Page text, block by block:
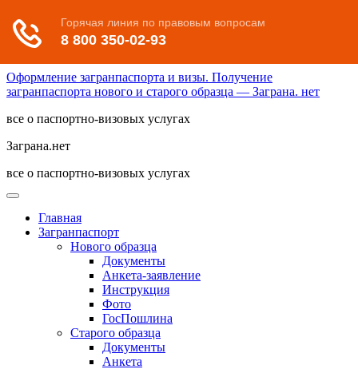
Оформление загранпаспорта и визы. Получение
загранпаспорта нового и старого образца — Заграна. нет
все о паспортно-визовых услугах
Заграна.нет
все о паспортно-визовых услугах
Главная
Загранпаспорт
Нового образца
Документы
Анкета-заявление
Инструкция
Фото
ГосПошлина
Старого образца
Документы
Анкета